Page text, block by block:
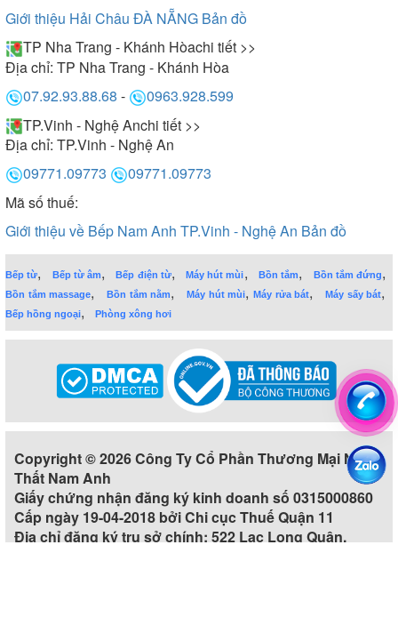
Giới thiệu Hải Châu ĐÀ NẴNG Bản đồ
TP Nha Trang - Khánh Hòachi tiết >>
Địa chỉ: TP Nha Trang - Khánh Hòa
07.92.93.88.68 -
0963.928.599
TP.Vinh - Nghệ Anchi tiết >>
Địa chỉ: TP.Vinh - Nghệ An
09771.09773
09771.09773
Mã số thuế:
Giới thiệu về Bếp Nam Anh TP.Vinh - Nghệ An Bản đồ
Bếp từ, Bếp từ âm,Bếp điện từ,Máy hút mùi, Bồn tắm, Bồn tắm đứng,
Bồn tắm massage,Bồn tắm nằm,Máy hút mùi,Máy rửa bát,Máy sấy bát,
Bếp hồng ngoại, Phòng xông hơi
Copyright © 2026 Công Ty Cổ Phần Thương Mại Nội
Thất Nam Anh
Giấy chứng nhận đăng ký kinh doanh số 0315000860
Cấp ngày 19-04-2018 bởi Chi cục Thuế Quận 11
Địa chỉ đăng ký trụ sở chính: 522 Lạc Long Quân,